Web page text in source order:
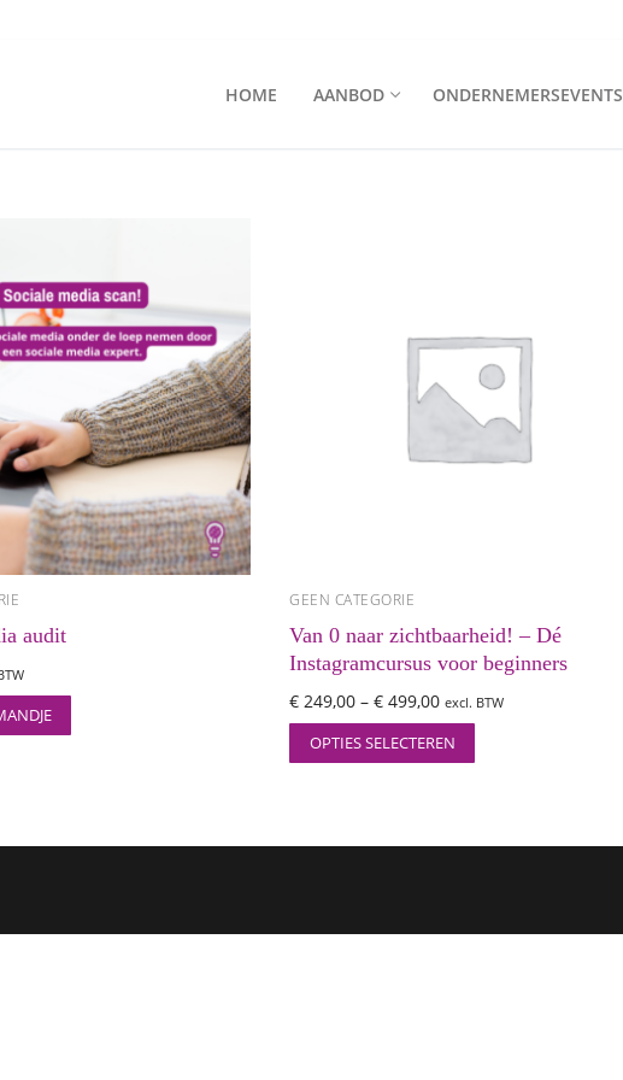
HOME AANBOD ONDERNEMERSEVENTS
audit
GEEN CATEGORIE
Van 0 naar zichtbaarheid! – Dé
Instagramcursus voor beginners
€ 249,00 – € 499,00 excl. BTW
OPTIES SELECTEREN